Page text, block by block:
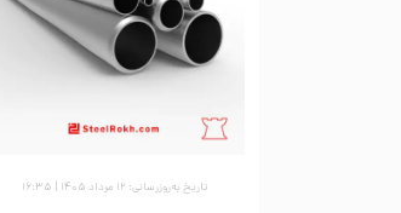
تاریخ به‌روزرسانی: ۱۲ مرداد ۱۴۰۵ | ۱۶:۳۵